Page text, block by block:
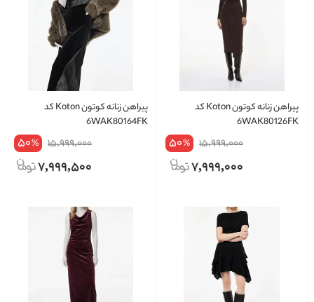
پیراهن زنانه کوتون Koton کد
6WAK80126FK
15,999,000
50%
7,999,000
پیراهن زنانه کوتون Koton کد
6WAK80164FK
15,999,000
50%
7,999,500